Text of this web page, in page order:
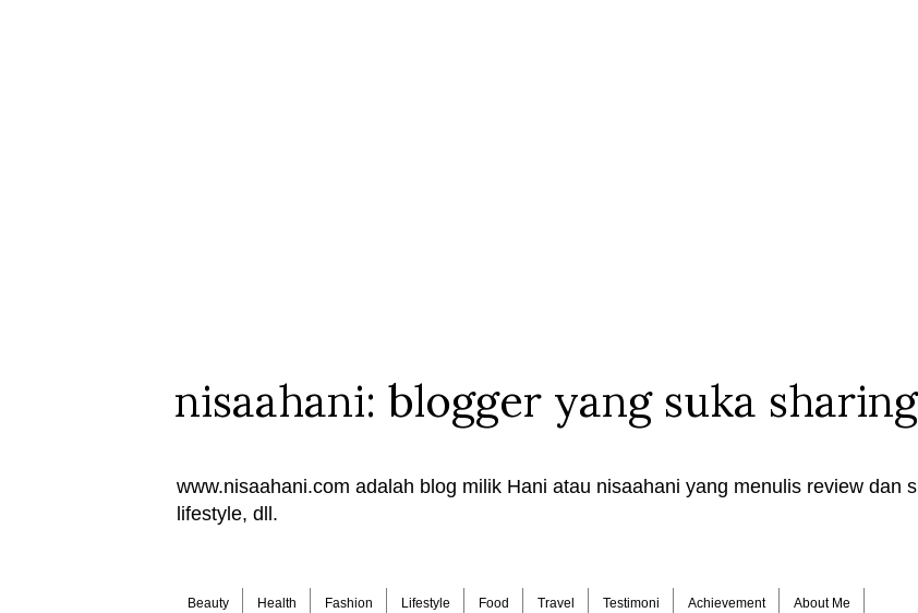
nisaahani: blogger yang suka
www.nisaahani.com adalah blog milik Hani atau nisaahani yang menulis review dan
lifestyle, dll.
Beauty Health Fashion Lifestyle Food Travel Testimoni Achievement About Me